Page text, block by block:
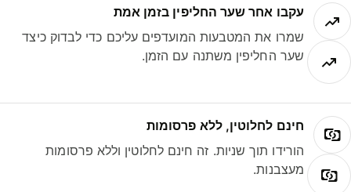
עקבו אחר שער החליפין בזמן אמת
שמרו את המטבעות המועדפים עליכם כדי לבדוק כיצד
שער החליפין משתנה עם הזמן.
חינם לחלוטין, ללא פרסומות
הורידו תוך שניות. זה חינם לחלוטין וללא פרסומות
מעצבנות.